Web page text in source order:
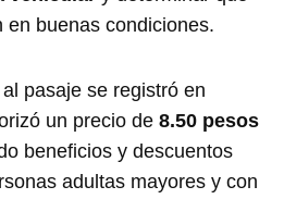
en buenas condiciones.
pasaje se registró en
un precio de8.50 pesos
beneficios y descuentos
adultas mayores y con